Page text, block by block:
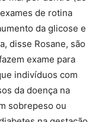
de rotina
da glicose e
disse Rosane, são
exame para
indivíduos com
da doença na
sobrepeso ou